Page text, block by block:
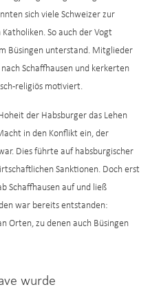
sich viele Schweizer zur
So auch der Vogt
Büsingen unterstand. Mitglieder
Schaffhausen und kerkerten
religiös motiviert.
der Habsburger das Lehen
in den Konflikt ein, der
Dies führte auf habsburgischer
Sanktionen. Doch erst
Schaffhausen auf und ließ
war bereits entstanden:
Orten, zu denen auch Büsingen
wurde